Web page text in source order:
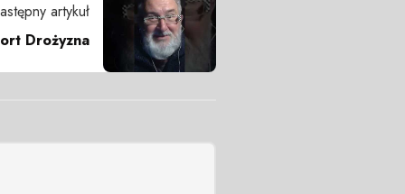
artykuł
Drożyzna